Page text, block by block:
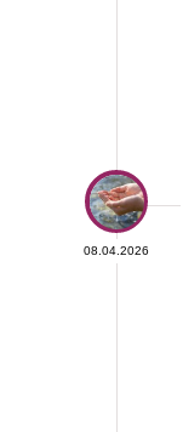
08.04.2026